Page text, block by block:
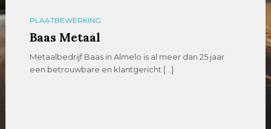
PLAATBEWERKING
Baas Metaal
Metaalbedrijf Baas in Almelo is al meer dan 25 jaar
een betrouwbare en klantgericht […]